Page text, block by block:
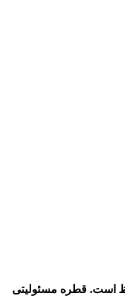
قطره مسئولیتی